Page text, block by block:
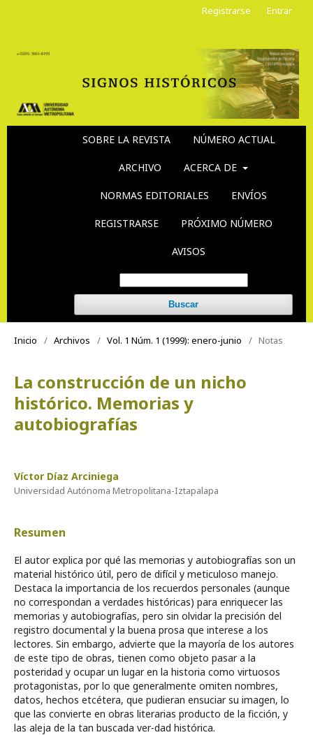
SOBRE LA REVISTA NÚMERO ACTUAL
ARCHIVO ACERCA DE
NORMAS EDITORIALES ENVÍOS
REGISTRARSE PRÓXIMO NÚMERO
AVISOS
Buscar
Registrarse Entrar
Inicio / Archivos / Vol. 1 Núm. 1 (1999): enero-junio / Notas
La construcción de un nicho
histórico. Memorias y
autobiografías
Víctor Díaz Arciniega
Universidad Autónoma Metropolitana-Iztapalapa
Resumen
El autor explica por qué las memorias y autobiografías son un
material histórico útil, pero de difícil y meticuloso manejo.
Destaca la importancia de los recuerdos personales (aunque
no correspondan a verdades históricas) para enriquecer las
memorias y autobiografías, pero sin olvidar la precisión del
registro documental y la buena prosa que interese a los
lectores. Sin embargo, advierte que la mayoría de los autores
de este tipo de obras, tienen como objeto pasar a la
posteridad y ocupar un lugar en la historia como virtuosos
protagonistas, por lo que generalmente omiten nombres,
datos, hechos etcétera, que pudieran ensuciar su imagen, lo
que las convierte en obras literarias producto de la ficción, y
las aleja de la tan buscada ver-dad histórica.